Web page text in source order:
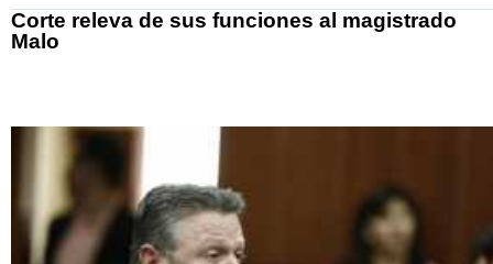
Corte releva de sus funciones al magistrado
Malo